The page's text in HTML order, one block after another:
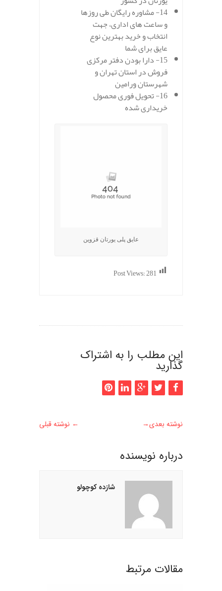
14- مشاوره رایگان طی روزها
و ساعت های اداری، جهت
انتخاب و خرید بهترین نوع
عایق برای شما
15- دارا بودن دفتر مرکزی
فروش در استان تهران و
شهرستان ورامین
16- تحویل فوری محصول
خریداری شده
عایق پلی یورتان قزوین
Post Views:281
این مطلب را به اشتراک
گذارید
← نوشته قبلی نوشته بعدی→
درباره نويسنده
شازده کوچولو
مقالات مرتبط